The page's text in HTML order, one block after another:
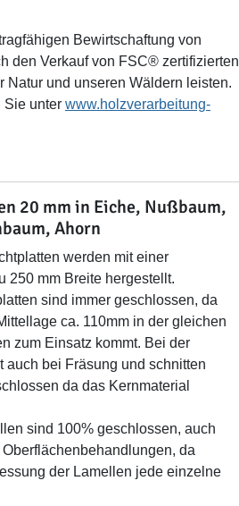
Bewirtschaftung von
den Verkauf von FSC® zertifizierten
Natur und unseren Wäldern leisten.
Sie unter www.holzverarbeitung-
20 mm in Eiche, Nußbaum,
Ahorn
werden mit einer
250 mm Breite hergestellt.
sind immer geschlossen, da
ca. 110mm in der gleichen
zum Einsatz kommt. Bei der
auch bei Fräsung und schnitten
da das Kernmaterial
sind 100% geschlossen, auch
da
der Lamellen jede einzelne